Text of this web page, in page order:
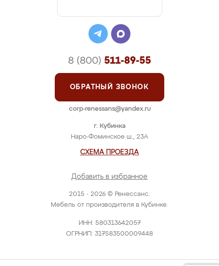
2015 - 2026 © Ренессанс.
Мебель от производителя в Кубинке.
ИНН: 580313642057
ОГРНИП: 317583500009448
г. Кубинка
Наро-Фоминское ш., 23А
СХЕМА ПРОЕЗДА
Добавить в избранное
8 (800) 511-89-55
ОБРАТНЫЙ ЗВОНОК
corp-renessans@yandex.ru